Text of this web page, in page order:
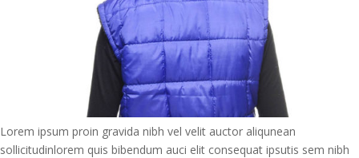
Lorem ipsum proin gravida nibh vel velit auctor aliqunean
sollicitudinlorem quis bibendum auci elit consequat ipsutis sem nibh